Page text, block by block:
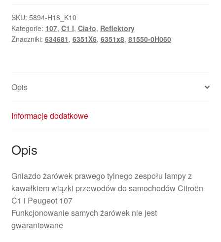
tylnej
lampy
z
Peugeot
634681
SKU: 5894-H18_K10
Kategorie: 107, C1 I, Ciało, Reflektory
Znaczniki: 634681, 6351X6, 6351x8, 81550-0H060
Opis
Informacje dodatkowe
Opis
Gniazdo żarówek prawego tylnego zespołu lampy z
kawałkiem wiązki przewodów do samochodów Citroën
C1 i Peugeot 107
Funkcjonowanie samych żarówek nie jest
gwarantowane